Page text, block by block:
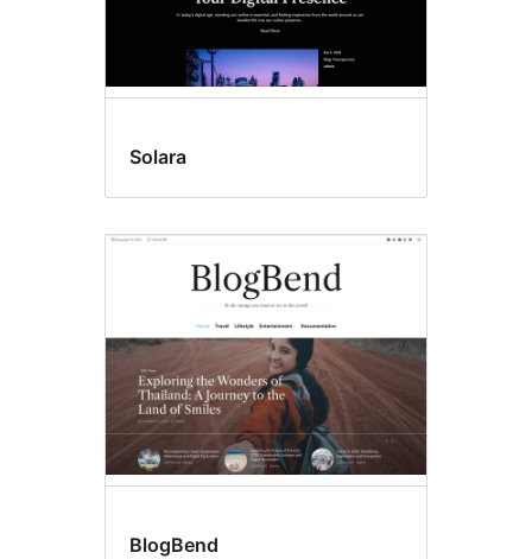
Solara
BlogBend